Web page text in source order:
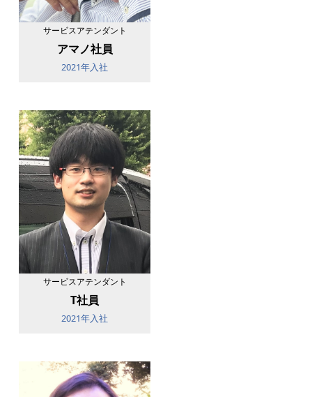
サービスアテンダント
アマノ社員
2021年入社
サービスアテンダント
T社員
2021年入社